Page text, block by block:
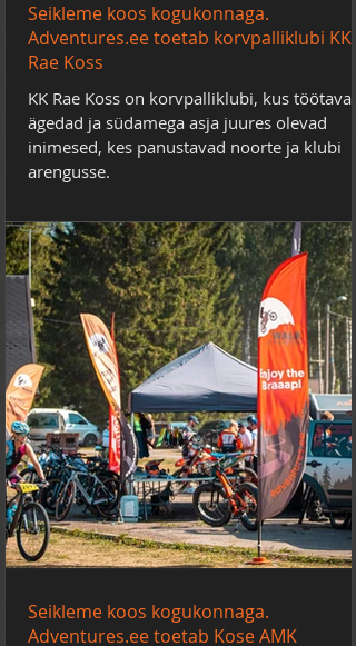
Seikleme koos kogukonnaga.
Adventures.ee toetab korvpalliklubi KK
Rae Koss
KK Rae Koss on korvpalliklubi, kus töötavad
ägedad ja südamega asja juures olevad
inimesed, kes panustavad noorte ja klubi
arengusse.
Seikleme koos kogukonnaga.
Adventures.ee toetab Kose AMK